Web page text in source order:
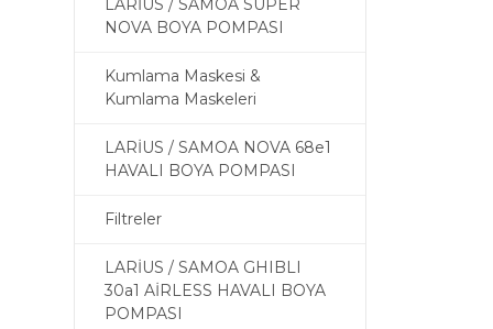
LARİUS / SAMOA SUPER
NOVA BOYA POMPASI
Kumlama Maskesi &
Kumlama Maskeleri
LARİUS / SAMOA NOVA 68e1
HAVALI BOYA POMPASI
Filtreler
LARİUS / SAMOA GHIBLI
30a1 AİRLESS HAVALI BOYA
POMPASI